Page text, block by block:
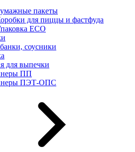
пакеты
для пиццы и фастфуда
ECO
соусники
для выпечки
ПП
ПЭТ-ОПС